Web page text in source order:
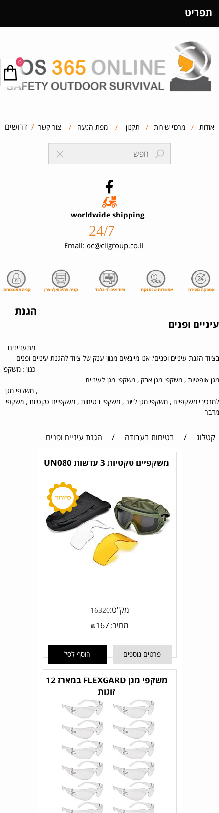
אודות / מרכזי שירות / תקנון / מפת הגעה / צור קשר / דרושים
worldwide shipping
24/7
תפריט
הגנת
עיניים ופנים
מתעניינים
בציוד הגנת עיניים ופנים? אנו מייבאים מגוון ענק של ציוד להגנת עיניים ופנים
כגון : משקפי
מגן אופטיות , משקפי מגן אבק , משקפי מגן לעיניים
, משקפי מגן
למרכיבי משקפיים , משקפי מגן לייזר , משקפי בטיחות , משקפיים טקטיות , משקפי
מדבר
קטלוג / בטיחות בעבודה / הגנת עיניים ופנים
0
משקפיים טקטיות 3 עדשות UN080
מק"ט:16320
מחיר: ₪167
פרטים נוספים הוסף לסל
משקפי מגן FLEXGARD במארז 12
זוגות